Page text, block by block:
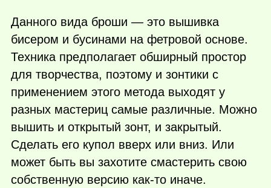
Данного вида броши — это вышивка
бисером и бусинами на фетровой основе.
Техника предполагает обширный простор
для творчества, поэтому и зонтики с
применением этого метода выходят у
разных мастериц самые различные. Можно
вышить и открытый зонт, и закрытый.
Сделать его купол вверх или вниз. Или
может быть вы захотите смастерить свою
собственную версию как-то иначе.